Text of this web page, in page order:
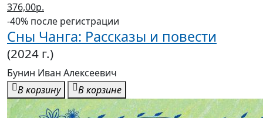
376,00р.
-40% после регистрации
Сны Чанга: Рассказы и повести
(2024 г.)
Бунин Иван Алексеевич
В корзину
В корзине